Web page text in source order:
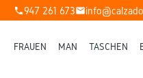
phone947 261 673mail
FRAUEN MAN TASCHEN